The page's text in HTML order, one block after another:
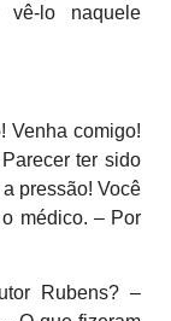
vê-lo naquele
Venha comigo!
ter sido
pressão! Você
médico. – Por
Rubens? –